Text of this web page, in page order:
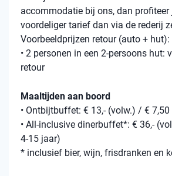
accommodatie bij ons, dan profiteer
voordeliger tarief dan via de rederij
Voorbeeldprijzen retour (auto + hut):
• 2 personen in een 2-persoons hut:
retour
Maaltijden aan boord
• Ontbijtbuffet: € 13,- (volw.) / €
• All-inclusive dinerbuffet*: € 36,-
4-15 jaar)
* inclusief bier, wijn, frisdranken en